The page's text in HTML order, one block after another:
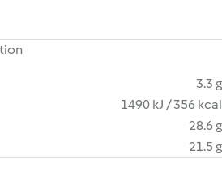
3.3 g
1490 kJ / 356 kcal
28.6 g
21.5 g